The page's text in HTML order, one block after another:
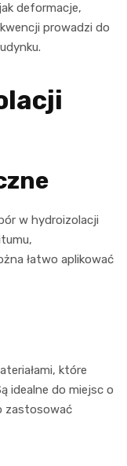
deformacje,
prowadzi do
w hydroizolacji
łatwo aplikować
które
idealne do miejsc o
zastosować